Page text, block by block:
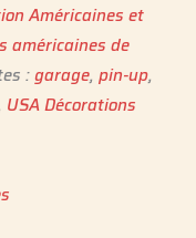
Américaines et
américaines de
:garage,pin-up,
USA Décorations